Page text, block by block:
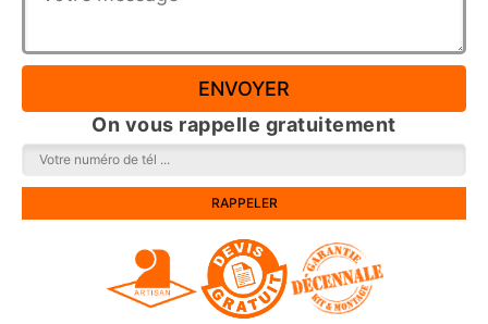
On vous rappelle gratuitement